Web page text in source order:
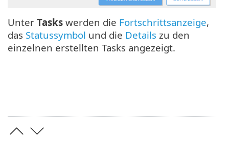
Unter Tasks werden die Fortschrittsanzeige,
das Statussymbol und die Details zu den
einzelnen erstellten Tasks angezeigt.